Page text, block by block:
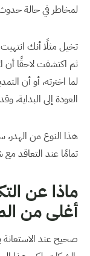
لمخاطر في حالة حدوث
تخيل مثلًا أنك
ثم اكتشفت لاحقًا أن
لما اخترته، أو أن
العودة إلى البداية،
هذا النوع من الهدر،
تمامًا عند التعاقد
ماذا عن
أغلى من
صحيح عند الاستعانة